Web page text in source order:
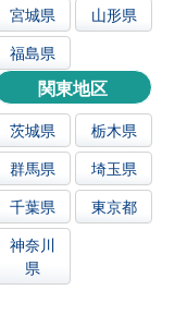
宮城県
山形県
福島県
関東地区
茨城県
栃木県
群馬県
埼玉県
千葉県
東京都
神奈川
県